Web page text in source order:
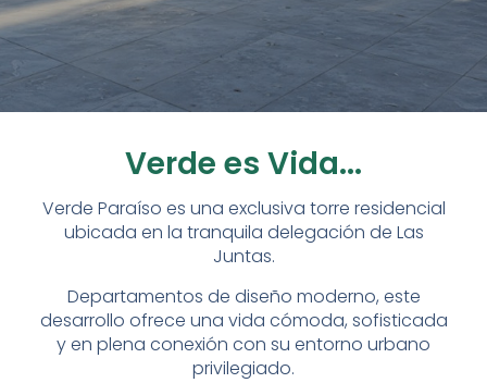
Verde es Vida...
Verde Paraíso es una exclusiva torre residencial
ubicada en la tranquila delegación de Las
Juntas.
Departamentos de diseño moderno, este
desarrollo ofrece una vida cómoda, sofisticada
y en plena conexión con su entorno urbano
privilegiado.